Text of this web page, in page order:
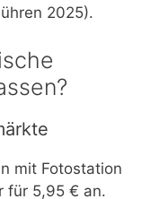
2025).
mit Fotostation
für 5,95 € an.